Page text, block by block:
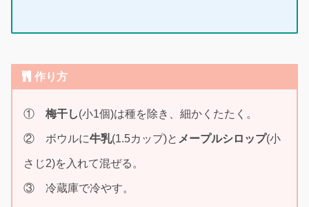
作り方
① 梅干し(小1個)は種を除き、細かくたたく。
② ボウルに牛乳(1.5カップ)と メープルシロップ(小
さじ2)を入れて混ぜる。
③ 冷蔵庫で冷やす。